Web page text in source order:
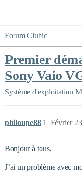
Forum Clubic
Premier
Sony Vaio
Système d'exploitation
philoupe88 Février
1
Bonjour à tous,
J’ai un problème avec